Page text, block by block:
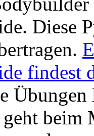
Diese
findest
geht